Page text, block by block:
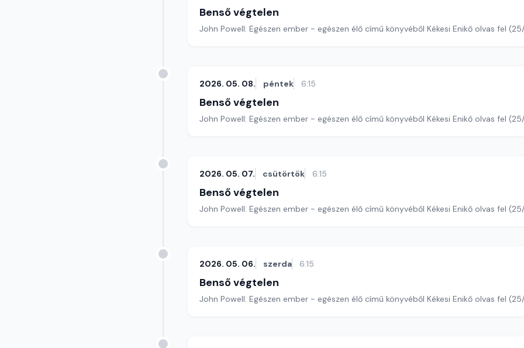
Benső végtelen
John Powell: Egészen ember - egészen élő című könyvéből Kékesi Enikő olvas fel
2026. 05. 08. péntek 6:15
Benső végtelen
John Powell: Egészen ember - egészen élő című könyvéből Kékesi Enikő olvas fel (25/
2026. 05. 07. csütörtök 6:15
Benső végtelen
John Powell: Egészen ember - egészen élő című könyvéből Kékesi Enikő olvas fel
2026. 05. 06. szerda 6:15
Benső végtelen
John Powell: Egészen ember - egészen élő című könyvéből Kékesi Enikő olvas fel